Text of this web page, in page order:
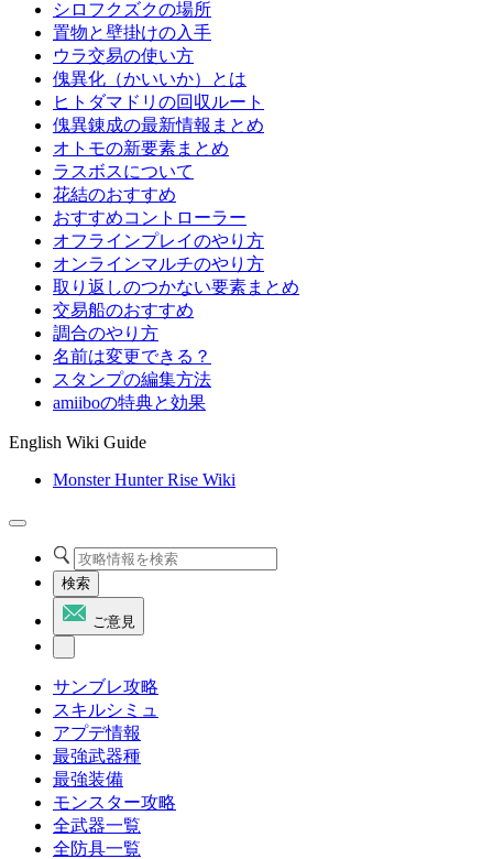
シロフクズクの場所
置物と壁掛けの入手
ウラ交易の使い方
傀異化（かいいか）とは
ヒトダマドリの回収ルート
傀異錬成の最新情報まとめ
オトモの新要素まとめ
ラスボスについて
花結のおすすめ
おすすめコントローラー
オフラインプレイのやり方
オンラインマルチのやり方
取り返しのつかない要素まとめ
交易船のおすすめ
調合のやり方
名前は変更できる？
スタンプの編集方法
amiiboの特典と効果
English Wiki Guide
Monster Hunter Rise Wiki
検索
ご意見
サンブレ攻略
スキルシミュ
アプデ情報
最強武器種
最強装備
モンスター攻略
全武器一覧
全防具一覧